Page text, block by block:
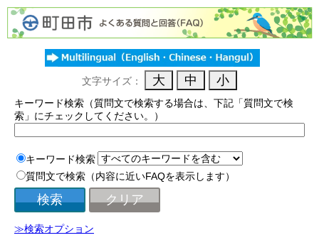
文字サイズ：
キーワード検索（質問文で検索する場合は、下記「質問文で検
索」にチェックしてください。）
キーワード検索
質問文で検索（内容に近いFAQを表示します）
≫検索オプション